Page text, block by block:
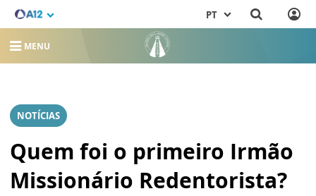
PT
MENU
NOTÍCIAS
Quem foi o primeiro Irmão
Missionário Redentorista?